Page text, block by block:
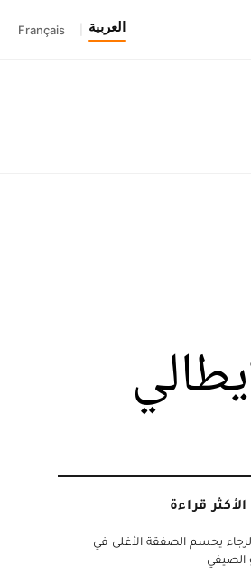
العربية Français
قراءة
يحسم الصفقة الأغلى في
الصيفي